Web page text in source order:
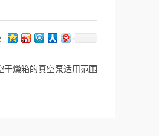
干燥箱的真空泵适用范围